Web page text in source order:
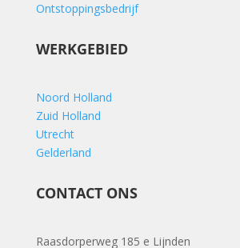
Ontstoppingsbedrijf
WERKGEBIED
Noord Holland
Zuid Holland
Utrecht
Gelderland
CONTACT ONS
Raasdorperweg 185 e Lijnden